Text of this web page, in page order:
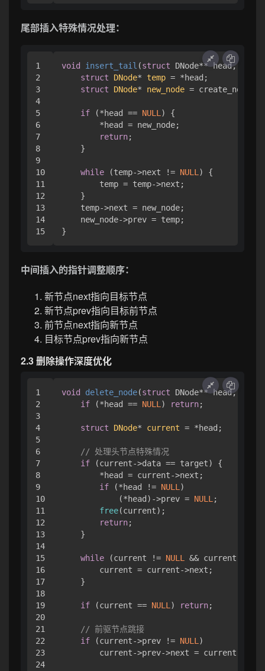
尾部插入特殊情况处理：
1
2
3
4
5
6
7
8
9
10
11
12
13
14
void insert_tail (struct DNode** head,
struct
DNode* temp = *head;
struct
DNode* new_node =
if (*head == NULL) {
        *head = new_node;
return;
    }
while (temp->next != NULL) {
        temp = temp->next;
    }
    temp->next = new_node;
    new_node->prev = temp;
中间插入的指针调整顺序：
新节点next指向目标节点
新节点prev指向目标前节点
前节点next指向新节点
目标节点prev指向新节点
2.3 删除操作深度优化
1
2
3
4
5
6
7
8
9
10
11
12
13
14
15
16
17
18
19
20
21
22
23
24
void delete_node(struct DNode** head,
if (*head == NULL ) return;
struct DNode* current = *head;
// 处理头节点特殊情况
if (current->data == target) {
        *head = current->next;
if (*head != NULL )
            (*head)->prev =
NULL ;
free(current);
return;
    }
while (current != NULL
&& current-
        current = current->next;
    }
if (current == NULL ) return;
// 前驱节点跳接
if (current->prev != NULL )
current->prev->next = current-